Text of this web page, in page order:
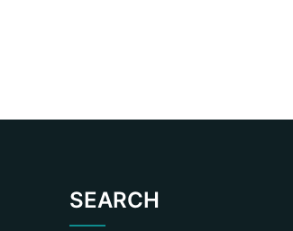
SEARCH